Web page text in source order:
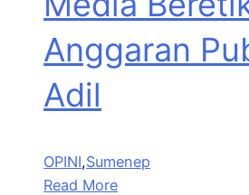
Anggaran
Adil
OPINI,Sumenep
Read More